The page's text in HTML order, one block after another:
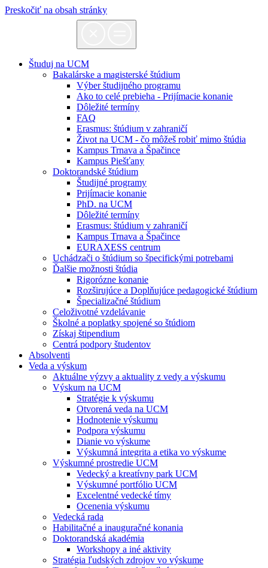
Preskočiť na obsah stránky
Študuj na UCM
Bakalárske a magisterské štúdium
Výber študijného programu
Ako to celé prebieha - Prijímacie konanie
Dôležité termíny
FAQ
Erasmus: štúdium v zahraničí
Život na UCM - čo môžeš robiť mimo štúdia
Kampus Trnava a Špačince
Kampus Piešťany
Doktorandské štúdium
Študijné programy
Prijímacie konanie
PhD. na UCM
Dôležité termíny
Erasmus: štúdium v zahraničí
Kampus Trnava a Špačince
EURAXESS centrum
Uchádzači o štúdium so špecifickými potrebami
Ďalšie možnosti štúdia
Rigorózne konanie
Rozširujúce a Doplňujúce pedagogické štúdium
Špecializačné štúdium
Celoživotné vzdelávanie
Školné a poplatky spojené so štúdiom
Získaj štipendium
Centrá podpory študentov
Absolventi
Veda a výskum
Aktuálne výzvy a aktuality z vedy a výskumu
Výskum na UCM
Stratégie k výskumu
Otvorená veda na UCM
Hodnotenie výskumu
Podpora výskumu
Dianie vo výskume
Výskumná integrita a etika vo výskume
Výskumné prostredie UCM
Vedecký a kreatívny park UCM
Výskumné portfólio UCM
Excelentné vedecké tímy
Ocenenia výskumu
Vedecká rada
Habilitačné a inauguračné konania
Doktorandská akadémia
Workshopy a iné aktivity
Stratégia ľudských zdrojov vo výskume